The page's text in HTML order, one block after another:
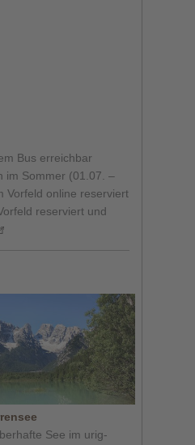
Bus erreichbar
im Sommer (01.07. –
Vorfeld online reserviert
reserviert und
See im urig-